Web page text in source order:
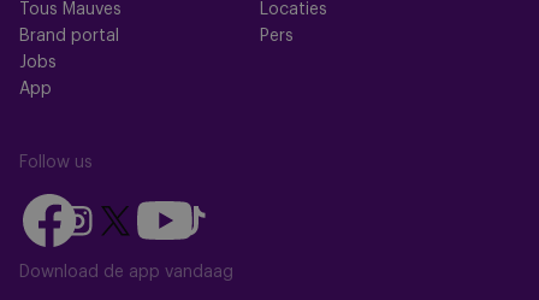
Tous Mauves
Brand portal
Jobs
App
Locaties
Pers
Follow us
Follow
us
on
Follow
us
on
Follow
on
Follow
us
on
Follow
us
on
Download de app vandaag